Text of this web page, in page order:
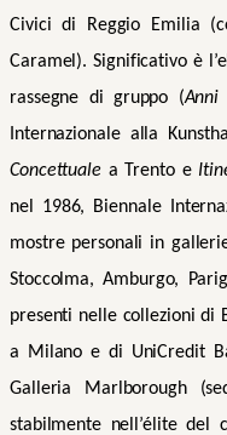
Civici di Reggio Emilia
Caramel). Significativo è
rassegne di gruppo (Anni
Internazionale alla
Concettualea Trento e
nel 1986, Biennale
mostre personali in
Stoccolma, Amburgo,
presenti nelle collezioni di
a Milano e di UniCredit
Galleria Marlborough
stabilmente nell’élite del